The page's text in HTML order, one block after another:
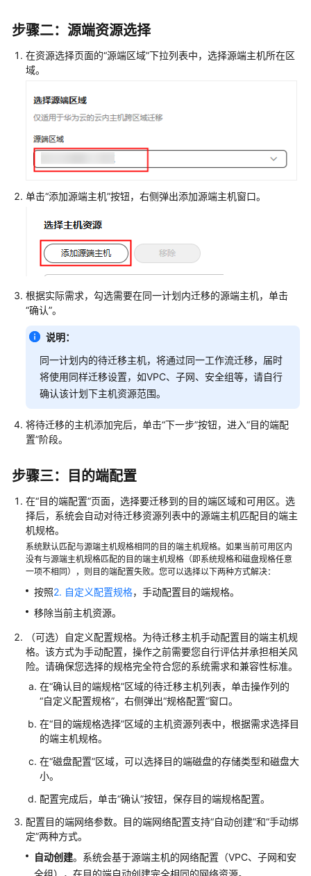
旅
程
TCO
析
资
源
研
资
源
单
上
评
估
主
机
迁
储
迁
移
工
中
心
任
务
中
心
迁
移
群
理
迁
移
计
步骤二：源端资源选择
在资源选择页面的“源端区域”下拉列表中，选择源端主机所在区
域。
单击“添加源端主机”按钮，右侧弹出添加源端主机窗口。
根据实际需求，勾选需要在同一计划内迁移的源端主机，单击
“确认”。
说明：
同一计划内的待迁移主机，将通过同一工作流迁移，届时
将使用同样迁移设置，如VPC、子网、安全组等，请自行
确认该计划下主机资源范围。
将待迁移的主机添加完后，单击“下一步”按钮，进入“目的端配
置”阶段。
步骤三：目的端配置
在“目的端配置”页面，选择要迁移到的目的端区域和可用区。选
择后，系统会自动对待迁移资源列表中的源端主机匹配目的端主
机规格。
系统默认匹配与源端主机规格相同的目的端主机规格。如果当前可用区内
没有与源端主机规格匹配的目的端主机规格（即系统规格和磁盘规格任意
一项不相同），则目的端配置失败。您可以选择以下两种方式解决：
按照2. 自定义配置规格，手动配置目的端规格。
移除当前主机资源。
（可选）自定义配置规格。为待迁移主机手动配置目的端主机规
格。该方式为手动配置，操作之前需要您自行评估并承担相关风
险。请确保您选择的规格完全符合您的系统需求和兼容性标准。
在“确认目的端规格”区域的待迁移主机列表，单击操作列的
“自定义配置规格”，右侧弹出“规格配置”窗口。
在“目的端规格选择”区域的主机资源列表中，根据需求选择目
的端主机规格。
在“磁盘配置”区域，可以选择目的端磁盘的存储类型和磁盘大
小。
配置完成后，单击“确认”按钮，保存目的端规格配置。
配置目的端网络参数。目的端网络配置支持“自动创建”和“手动绑
定”两种方式。
自动创建。系统会基于源端主机的网络配置（VPC、子网和安